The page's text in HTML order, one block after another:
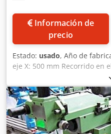
Información de
precio
Estado: usado, Año de
eje X: 500 mm Recorrido en
el eje Z: 400 mm Rango de
Avances, regulables de
Avance rápido: 1500 mm/
mesa: 400 x 800 mm
SK 40 Potencia total
la máquina: 1,8 t Espacio